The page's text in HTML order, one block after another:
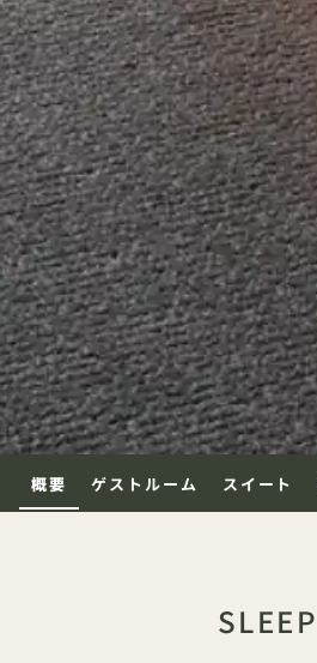
概要 ゲストルーム スイート
SLEEP